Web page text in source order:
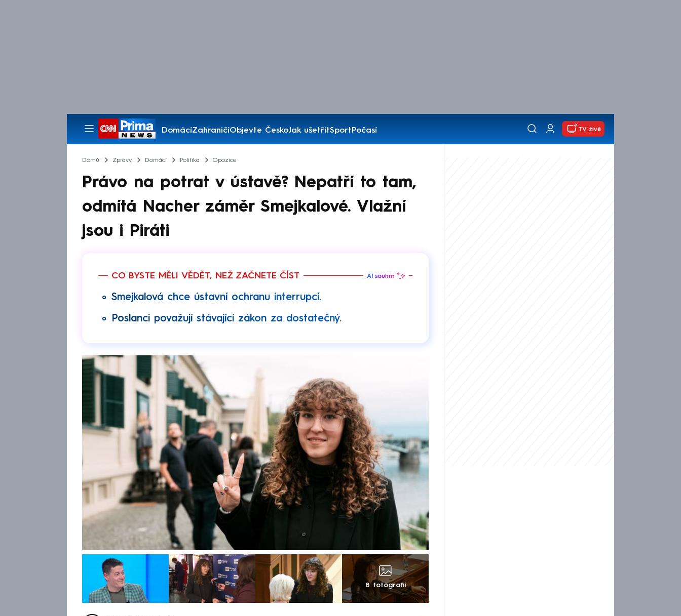
DomácíZahraničíObjevte ČeskoJak ušetřitSportPočasí
Pořady
TV živě
Domů Zprávy Domácí Politika Opozice
Právo na potrat v ústavě? Nepatří to tam,
odmítá Nacher záměr Smejkalové. Vlažní
jsou i Piráti
CO BYSTE MĚLI VĚDĚT, NEŽ ZAČNETE ČÍST
Smejkalová chce ústavní ochranu interrupcí.
Poslanci považují stávající zákon za dostatečný.
8 fotografií